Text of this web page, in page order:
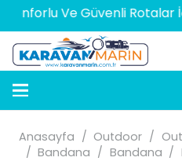
Ve Güvenli Rotalar İçin
Anasayfa / Outdoor /
/ Bandana / Bandana /